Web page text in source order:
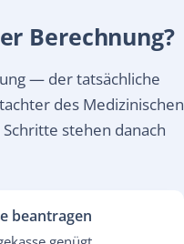
Berechnung?
— der tatsächliche
des Medizinischen
stehen danach
beantragen